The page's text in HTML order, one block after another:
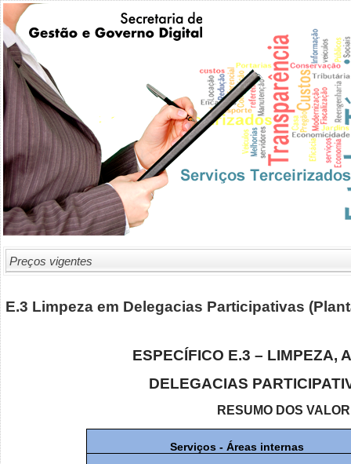
Preços vigentes
E.3 Limpeza em Delegacias Participativas
ESPECÍFICO E.3 – LIMPEZA,
DELEGACIAS
RESUMO DOS
Serviços - Áreas internas